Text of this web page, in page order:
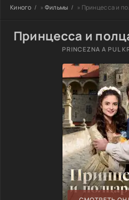
Киного » Фильмы » Принцесса и
Принцесса и
PRINCEZNA A PUL